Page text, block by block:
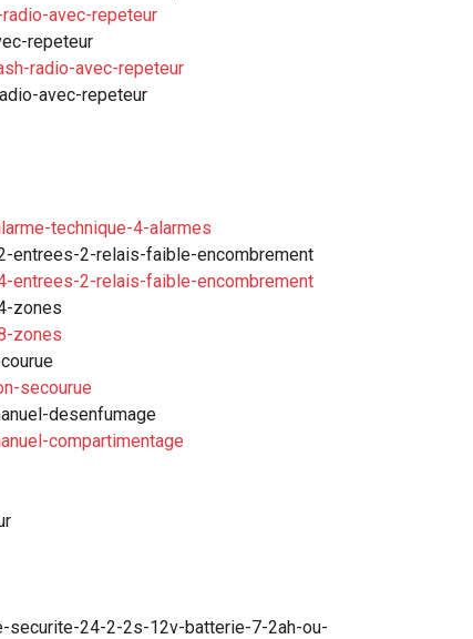
avec-repeteur
repeteur
radio-avec-repeteur
avec-repeteur
technique-4-alarmes
entrees-2-relais-faible-encombrement
entrees-2-relais-faible-encombrement
zones
zones
secourue
desenfumage
compartimentage
24-2-2s-12v-batterie-7-2ah-ou-